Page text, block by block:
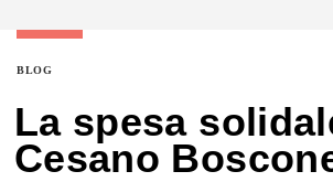
BLOG
La spesa
Cesano